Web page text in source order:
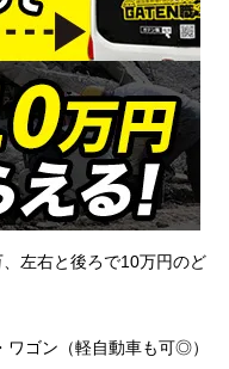
左右と後ろで10万円のど
ゴン（軽自動車も可◎）